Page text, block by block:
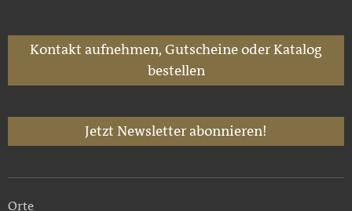
Kontakt aufnehmen, Gutscheine oder Katalog
bestellen
Jetzt Newsletter abonnieren!
Orte